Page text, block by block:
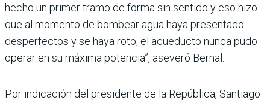
hecho un primer tramo de forma sin sentido y eso hizo
que al momento de bombear agua haya presentado
desperfec­tos y se haya roto, el acue­ducto nunca pudo
operar en su máxima potencia”, aseveró Bernal.
Por indicación del presidente de la República, Santiago